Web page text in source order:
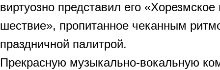
виртуозно представил его «Хорезмское
шествие», пропитанное чеканным
праздничной палитрой.
Прекрасную музыкально-вокальную